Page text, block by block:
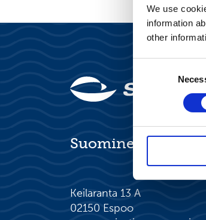
We use
information
other
Suominen Oyj
Keilaranta 13 A
02150 Espoo